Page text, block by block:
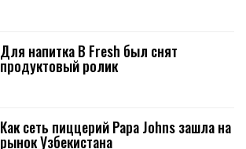
Для напитка B Fresh был снят
продуктовый ролик
Как сеть пиццерий Papa Johns зашла на
рынок Узбекистана